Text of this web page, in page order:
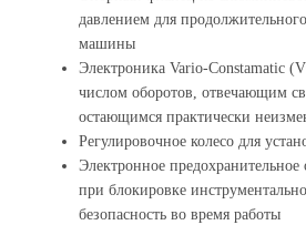
давлением для
машины
Электроника Vario-Constamatic
числом оборотов, отвечающим
остающимся практически
Регулировочное колесо для
Электронное предохранительное
при блокировке
безопасность во время работы